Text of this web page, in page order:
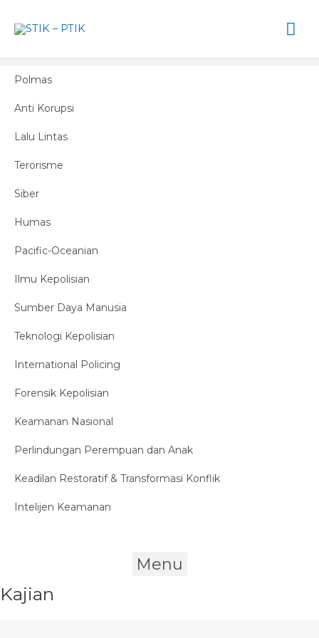
Polmas
Anti Korupsi
Lalu Lintas
Terorisme
Siber
Humas
Pacific-Oceanian
Ilmu Kepolisian
Sumber Daya Manusia
Teknologi Kepolisian
International Policing
Forensik Kepolisian
Keamanan Nasional
Perlindungan Perempuan dan Anak
Keadilan Restoratif & Transformasi Konflik
Intelijen Keamanan
Menu
Kajian